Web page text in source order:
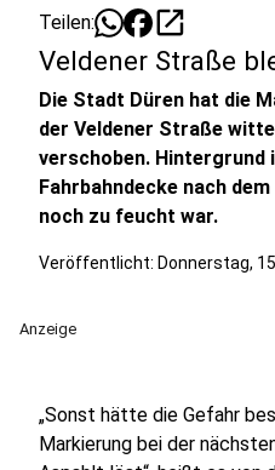
Teilen: open_in_new
Veldener Straße
Die Stadt Düren hat die
der Veldener Straße
verschoben. Hintergrund
Fahrbahndecke nach
noch zu feucht war.
Veröffentlicht: Donnerstag,
Anzeige
„Sonst hätte die Gefahr
Markierung bei der